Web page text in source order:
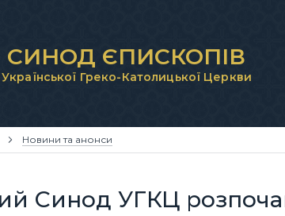
СИНОД ЄПИСКОПІВ
Української Греко-Католицької Церкви
Новини та анонси
Синод УГКЦ